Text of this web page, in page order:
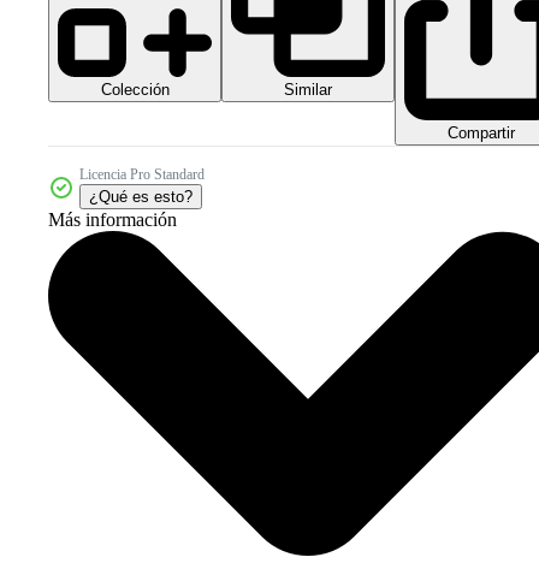
Colección Similar
Compartir
Licencia Pro Standard
¿Qué es esto?
Más información